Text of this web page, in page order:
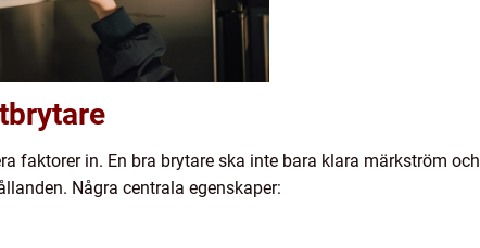
faktorer in. En bra brytare ska inte bara klara märkström och
Några centrala egenskaper: